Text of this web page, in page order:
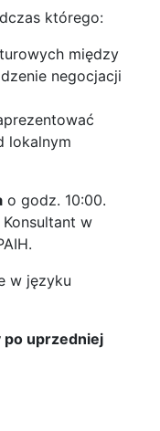
którego:
między
negocjacji
lokalnym
o godz. 10:00.
w
w języku
po uprzedniej